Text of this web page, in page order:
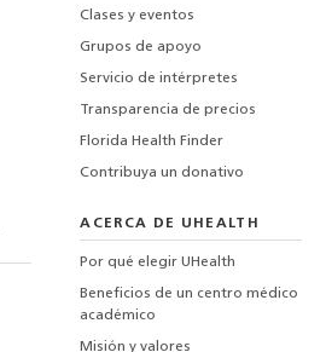
Clases y eventos
Grupos de apoyo
Servicio de intérpretes
Transparencia de precios
Florida Health Finder
Contribuya un donativo
ACERCA DE UHEALTH
Por qué elegir UHealth
Beneficios de un centro médico
académico
Misión y valores